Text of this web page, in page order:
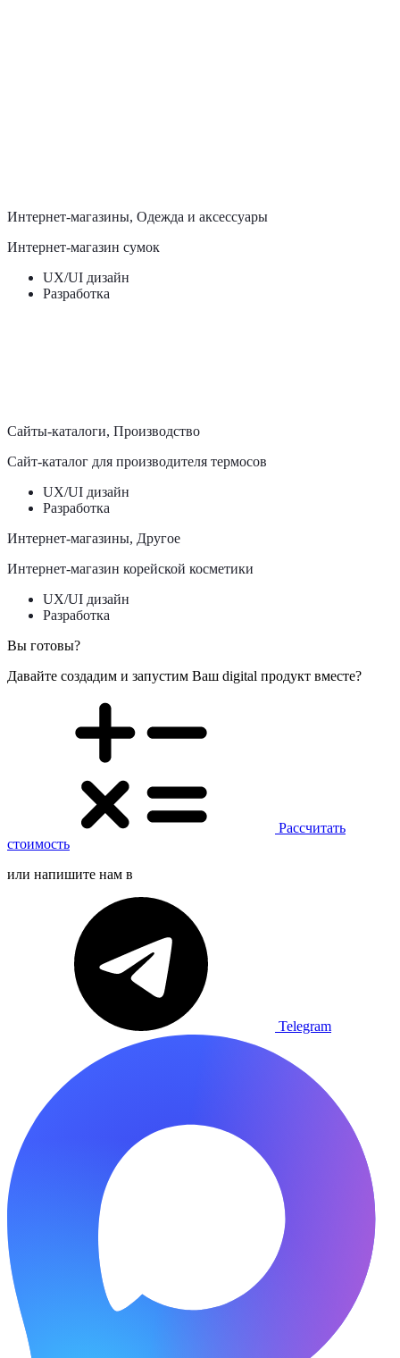
Интернет-магазины, Одежда и аксессуары
Интернет-магазин сумок
UX/UI дизайн
Разработка
Сайты-каталоги, Производство
Сайт-каталог для производителя термосов
UX/UI дизайн
Разработка
Интернет-магазины, Другое
Интернет-магазин корейской косметики
UX/UI дизайн
Разработка
Вы готовы?
Давайте создадим и запустим Ваш digital продукт вместе?
Рассчитать
стоимость
или напишите нам в
Telegram